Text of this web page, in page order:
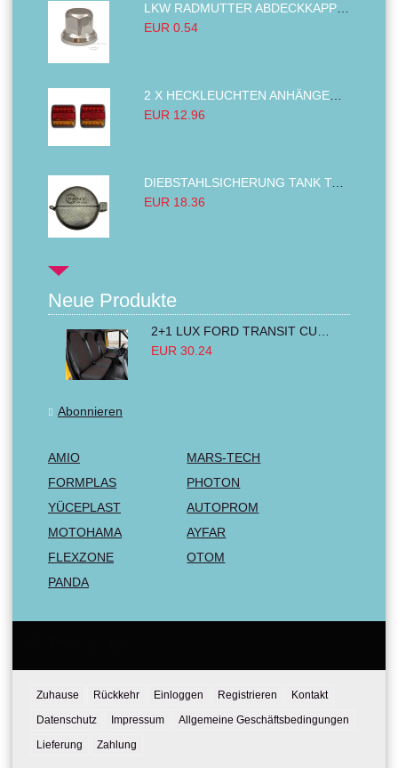
EUR 0.54
EUR 12.96
DIEBSTAHLSICHERUNG TANK TANKDECKEL DIESELTANK KRAFTSTOFFTANKDECKEL VERRIEGELUNG PASSEND FÜR LKW PKW TRAKTOREN BAGGER 80MM
EUR 18.36
Neue Produkte
EUR 30.24
Abonnieren
AMIO
MARS-TECH
FORMPLAS
PHOTON
YÜCEPLAST
AUTOPROM
MOTOHAMA
AYFAR
FLEXZONE
OTOM
PANDA
Zuhause Rückkehr Einloggen Registrieren
Kontakt
Datenschutz
Impressum
Allgemeine Geschäftsbedingungen
Lieferung
Zahlung